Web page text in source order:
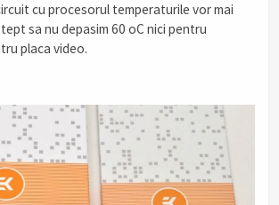
cu procesorul temperaturile vor mai
sa nu depasim 60 oC nici pentru
placa video.